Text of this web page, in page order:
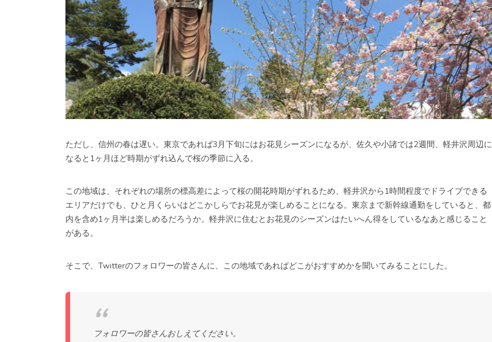
ただし、信州の春は遅い。東京であれば3月下旬にはお花見シーズンになるが、佐久や小諸では2週間、軽井沢周辺に
なると1ヶ月ほど時期がずれ込んで桜の季節に入る。
この地域は、それぞれの場所の標高差によって桜の開花時期がずれるため、軽井沢から1時間程度でドライブできる
エリアだけでも、ひと月くらいはどこかしらでお花見が楽しめることになる。東京まで新幹線通勤をしていると、都
内を含め1ヶ月半は楽しめるだろうか。軽井沢に住むとお花見のシーズンはたいへん得をしているなあと感じること
がある。
そこで、Twitterのフォロワーの皆さんに、この地域であればどこがおすすめかを聞いてみることにした。
フォロワーの皆さんおしえてください。